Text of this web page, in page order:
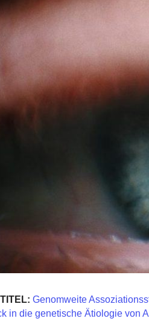
Genomweite
in die genetische Ätiologie von